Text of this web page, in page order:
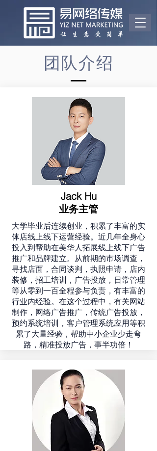
团队介绍
Jack Hu
​业务主管
大学毕业后连续创业，积累了丰富的实
体店线上线下运营经验。近几年全身心
投入到帮助在美华人拓展线上线下广告
推广和品牌建立。​从前期的市场调查，
寻找店面，合同谈判，执照申请，店内
装修，招工培训，广告投放，日常管理
等从零到一百全程参与负责，有丰富的
行业内经验。在这个过程中，有关网站
制作，网络广告推广，传统广告投放，
预约系统培训，客户管理系统应用等积
累了大量经验，帮助中小企业少走弯
路，精准投放广告，事半功倍！